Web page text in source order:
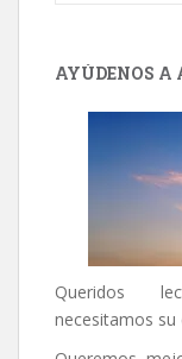
AYÚDENOS A
Queridos
necesitamos su